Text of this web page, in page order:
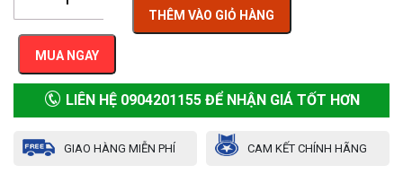
THÊM VÀO GIỎ HÀNG
MUA NGAY
LIÊN HỆ 0904201155 ĐỂ NHẬN GIÁ TỐT HƠN
GIAO HÀNG MIỄN PHÍ CAM KẾT CHÍNH HÃNG